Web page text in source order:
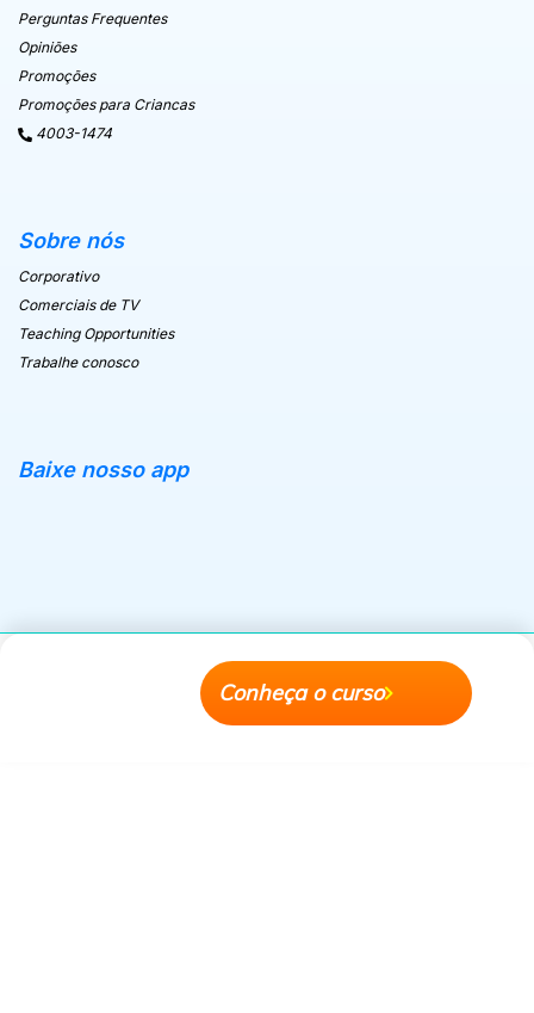
Perguntas Frequentes
Opiniões
Promoções
Promoções para Criancas
4003-1474
Sobre nós
Corporativo
Comerciais de TV
Teaching Opportunities
Trabalhe conosco
Baixe nosso app
Conheça o curso